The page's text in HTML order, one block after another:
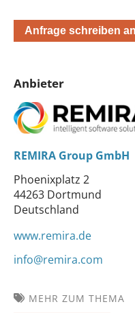
Anfrage schreiben
Anbieter
REMIRA Group GmbH
Phoenixplatz 2
44263 Dortmund
Deutschland
www.remira.de
info@remira.com
MEHR ZUM THEMA